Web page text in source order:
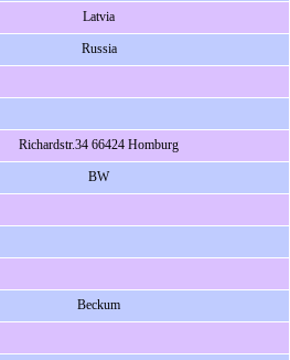
Latvia
Russia
Richardstr.34 66424 Homburg
BW
Beckum